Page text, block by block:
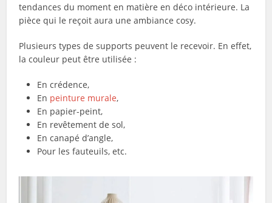
tendances du moment en matière en déco intérieure. La
pièce qui le reçoit aura une ambiance cosy.
Plusieurs types de supports peuvent le recevoir. En effet,
la couleur peut être utilisée :
En crédence,
En peinture murale,
En papier-peint,
En revêtement de sol,
En canapé d’angle,
Pour les fauteuils, etc.